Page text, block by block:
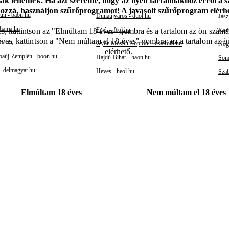
használjon szűrőprogramot! A javasolt szűrőprogram
kattintson az "Elmúltam 18 éves" gombra és a tartalom az ön
kattintson a "Nem múltam el 18 éves" gombra; ez a tartalom az
elérhető.
Elmúltam 18 éves Nem múltam el 18 éves
- baon.hu
Zemplén - boon.hu
delmagyar.hu
Dunaújváros - duol.hu
Fejér - feol.hu
Győr-Moson-Sopron - kisalfold.hu
Hajdú-Bihar - haon.hu
Heves - heol.hu